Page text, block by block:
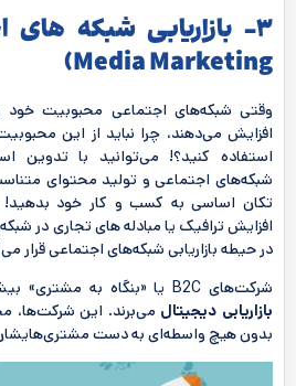
3- بازاریابی شبکه های اجتماعی (
Media Marketing
)
وقتی شبکه‌های اجتماعی محبوبیت خود
افزایش می‌دهند، چرا نباید از این
استفاده کنید؟! می‌توانید با تدوین
شبکه‌های اجتماعی و تولید محتوای
تکان اساسی به کسب و کار خود
افزایش ترافیک یا مبادله های تجاری در
در حیطه بازاریابی شبکه‌های اجتماعی قرار
شرکت‌های B2C یا «بنگاه به مشتری» بیشترین سود را از این
بازاریابی دیجیتال می‌برند. این شرکت‌ها،
بدون هیچ واسطه‌ای به دست